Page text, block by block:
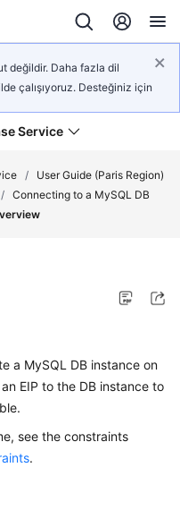
değildir. Daha fazla dil
çalışıyoruz. Desteğiniz için
Service
/
User Guide (Paris Region)
/ Connecting to a MySQL DB
a MySQL DB instance on
EIP to the DB instance to
see the constraints
.